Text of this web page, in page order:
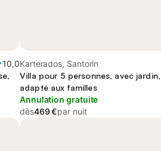
10,0Karterados, Santorin
Villa pour 5 personnes, avec jardin,
adapté aux familles
Annulation gratuite
dès469 €par nuit